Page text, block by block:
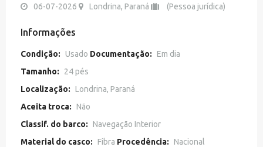
06-07-2026 Londrina, Paraná (Pessoa jurídica)
Informações
Condição: Usado Documentação: Em dia
Tamanho:
24 pés
Localização: Londrina, Paraná
Aceita troca: Não
Classif. do barco: Navegação Interior
Material do casco: Fibra Procedência: Nacional